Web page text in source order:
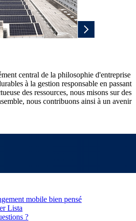
central de la philosophie d'entreprise
à la gestion responsable en passant
des ressources, nous misons sur des
nous contribuons ainsi à un avenir
mobile bien pensé
Lista
?